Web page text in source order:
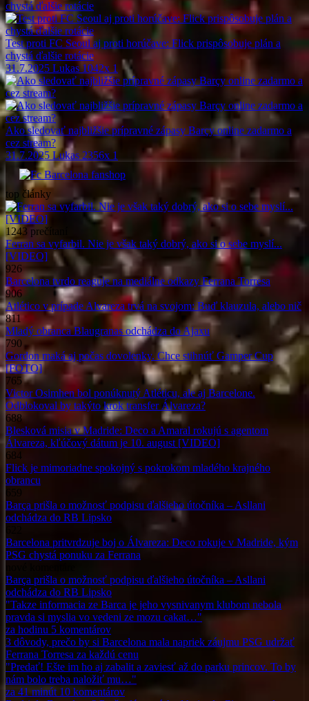
Test proti FC Seoul aj proti horúčave: Flick prispôsobuje plán a
chystá ďalšie rotácie
31.7.2025 Lukas 1042x 1
Ako sledovať najbližšie prípravné zápasy Barçy online zadarmo a
cez stream?
31.7.2025 Lukas 2356x 1
top články
1243 prečítaní
Ferran sa vyfarbil. Nie je však taký dobrý, ako si o sebe myslí...
[VIDEO]
926
Barcelona tvrdo reaguje na mediálne odkazy Ferrana Torresa
906
Atlético v prípade Alvareza trvá na svojom: Buď klauzula, alebo nič
811
Mladý obranca Blaugranas odchádza do Ajaxu
790
Gordon maká aj počas dovolenky. Chce stihnúť Gamper Cup
[FOTO]
765
Victor Osimhen bol ponúknutý Atléticu, ale aj Barcelone.
Odblokoval by takýto krok transfer Álvareza?
688
Blesková misia v Madride: Deco a Amaral rokujú s agentom
Álvareza, kľúčový dátum je 10. august [VIDEO]
684
Flick je mimoriadne spokojný s pokrokom mladého krajného
obrancu
659
Barça prišla o možnosť podpisu ďalšieho útočníka – Asllani
odchádza do RB Lipsko
Barcelona pritvrdzuje boj o Álvareza: Deco rokuje v Madride, kým
PSG chystá ponuku za Ferrana
Barça prišla o možnosť podpisu ďalšieho útočníka – Asllani
odchádza do RB Lipsko
"Takze informacia ze Barca je jeho vysnivanym klubom nebola
pravda si myslia vo vedeni ze mozu cakat…"
za hodinu 5 komentárov
3 dôvody, prečo by si Barcelona mala napriek záujmu PSG udržať
Ferrana Torresa za každú cenu
"Predať! Ešte im ho aj zabalit a zaviesť až do parku princov. To by
nám bolo treba naložiť mu…"
za 41 minút 10 komentárov